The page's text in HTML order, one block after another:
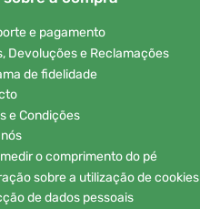
e pagamento
Devoluções e Reclamações
de fidelidade
e Condições
o comprimento do pé
sobre a utilização de cookies
de dados pessoais